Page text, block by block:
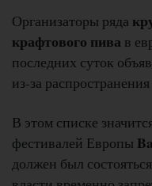
Организаторы ряда
крафтового пива в
последних суток
из-за
В этом списке
фестивалей Европы
должен был